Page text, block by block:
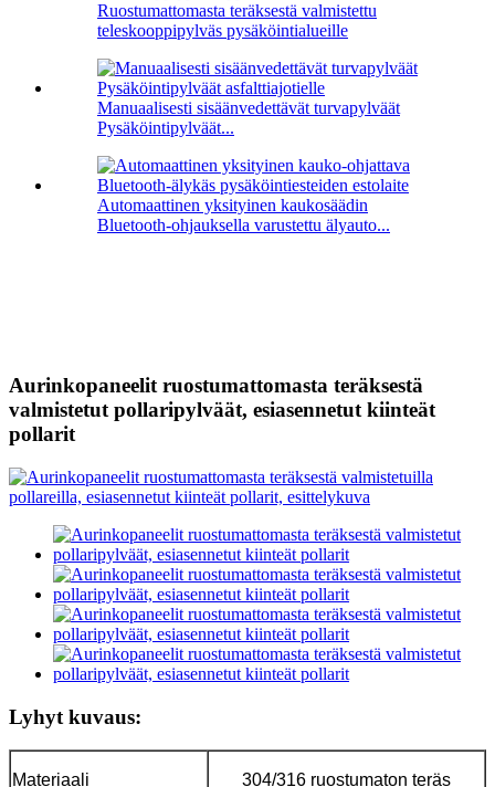
Ruostumattomasta teräksestä valmistettu
teleskooppipylväs pysäköintialueille
Manuaalisesti sisäänvedettävät turvapylväät
Pysäköintipylväät...
Automaattinen yksityinen kaukosäädin
Bluetooth-ohjauksella varustettu älyauto...
Aurinkopaneelit ruostumattomasta teräksestä
valmistetut pollaripylväät, esiasennetut kiinteät
pollarit
Lyhyt kuvaus:
Materiaali 304/316 ruostumaton teräs